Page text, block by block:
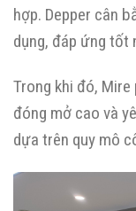
hợp. Depper cân
dụng, đáp ứng tốt
Trong khi đó,
đóng mở cao và
dựa trên quy mô